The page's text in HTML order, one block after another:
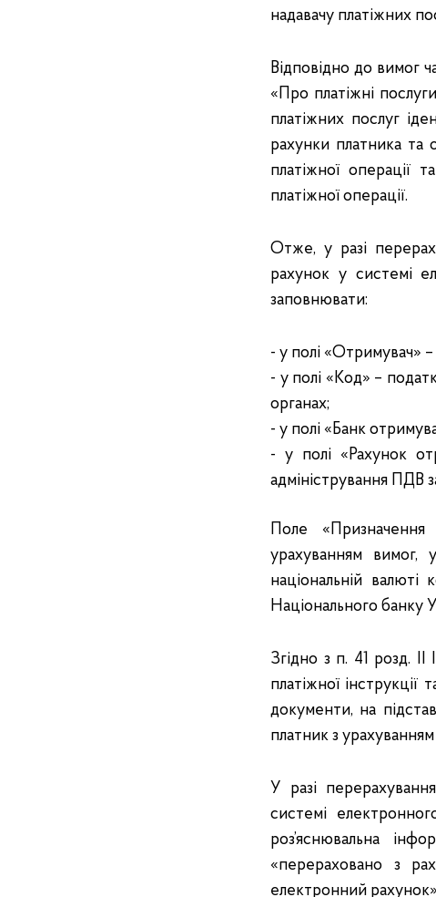
надавачу платіжних
Відповідно до вимог
«Про платіжні
платіжних послуг
рахунки платника та
платіжної операції
платіжної операції.
Отже, у разі
рахунок у системі
заповнювати:
- у полі «Отримувач» –
- у полі «Код» –
органах;
- у полі «Банк
- у полі «Рахунок
адміністрування ПДВ
Поле «Призначення
урахуванням вимог,
національній валюті
Національного банку
Згідно з п. 41 розд.
платіжної
документи, на
платник з
У разі
системі
роз’яснювальна
«перераховано з
електронний